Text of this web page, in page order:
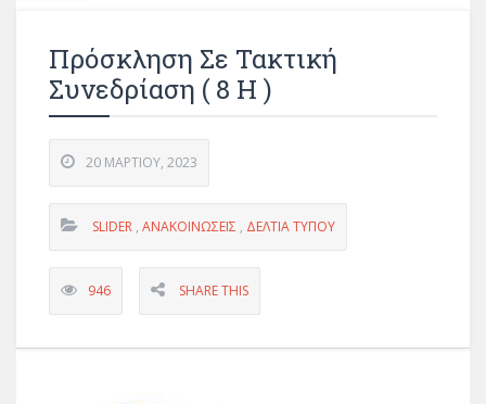
Πρόσκληση Σε Τακτική
Συνεδρίαση ( 8 Η )
20 ΜΑΡΤΊΟΥ, 2023
SLIDER , ΑΝΑΚΟΙΝΏΣΕΙΣ , ΔΕΛΤΊΑ ΤΎΠΟΥ
946 SHARE THIS